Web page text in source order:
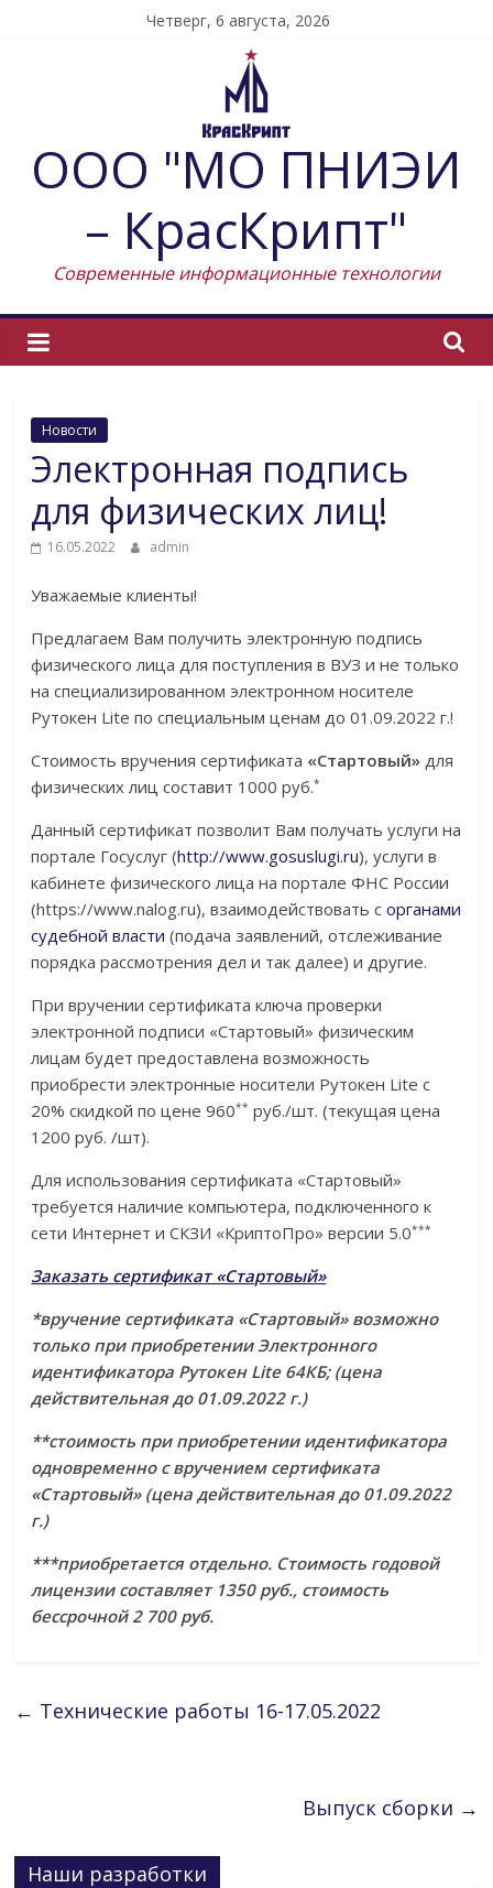
Четверг, 6 августа, 2026
ООО "МО ПНИЭИ
– КрасКрипт"
Современные информационные технологии
Новости
Электронная подпись
для физических лиц!
16.05.2022 admin
Уважаемые клиенты!
Предлагаем Вам получить электронную подпись
физического лица для поступления в ВУЗ и не только
на специализированном электронном носителе
Рутокен Lite по специальным ценам до 01.09.2022 г.!
Стоимость вручения сертификата «Стартовый» для
физических лиц составит 1000 руб.*
Данный сертификат позволит Вам получать услуги на
портале Госуслуг (http://www.gosuslugi.ru), услуги в
кабинете физического лица на портале ФНС России
(https://www.nalog.ru), взаимодействовать с органами
судебной власти (подача заявлений, отслеживание
порядка рассмотрения дел и так далее) и другие.
При вручении сертификата ключа проверки
электронной подписи «Стартовый» физическим
лицам будет предоставлена возможность
приобрести электронные носители Рутокен Lite с
20% скидкой по цене 960** руб./шт. (текущая цена
1200 руб. /шт).
Для использования сертификата «Стартовый»
требуется наличие компьютера, подключенного к
сети Интернет и СКЗИ «КриптоПро» версии 5.0***
Заказать сертификат «Стартовый»
*вручение сертификата «Стартовый» возможно
только при приобретении Электронного
идентификатора Рутокен Lite 64КБ; (цена
действительная до 01.09.2022 г.)
**стоимость при приобретении идентификатора
одновременно с вручением сертификата
«Стартовый» (цена действительная до 01.09.2022
г.)
***приобретается отдельно. Стоимость годовой
лицензии составляет 1350 руб., стоимость
бессрочной 2 700 руб.
← Технические работы 16-17.05.2022
Выпуск сборки →
Наши разработки